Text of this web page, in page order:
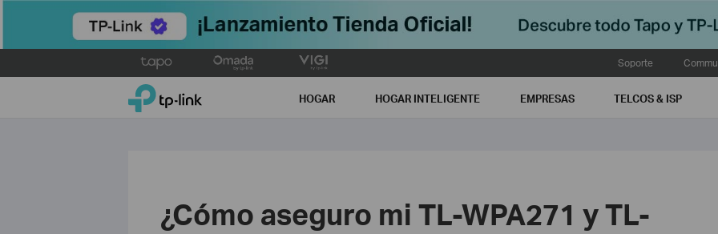
to
Soporte
TP-Link, Reliably Smart HOGAR HOGAR INTELIGENTE EMPRESAS TELCOS & ISP
¿Cómo aseguro mi TL-WPA271 y TL-